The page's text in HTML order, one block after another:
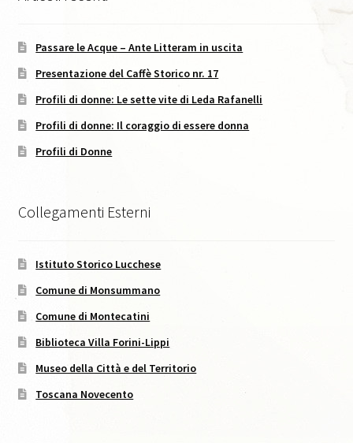
Caffè Storico, III, Giugno 2017
Caffè Storico, V, Agosto 2018
Informativa estesa Cookie policy
Intro Carte Svelate
La Sezione
Passare le Acque – Ante Litteram in uscita
Presentazione del Caffè Storico nr. 17
Profili di donne: Le sette vite di Leda Rafanelli
Profili di donne: Il coraggio di essere donna
Profili di Donne
Collegamenti Esterni
Istituto Storico Lucchese
Comune di Monsummano
Comune di Montecatini
Biblioteca Villa Forini-Lippi
Museo della Città e del Territorio
Toscana Novecento